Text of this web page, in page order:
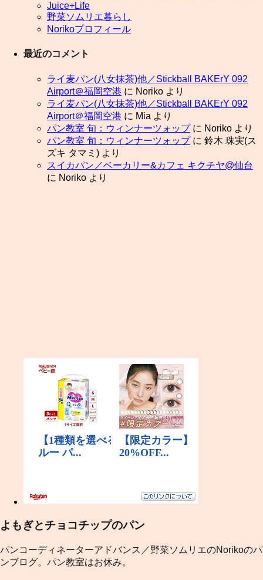
Juice+Life
野菜ソムリエ暮らし
Norikoプロフィール
最近のコメント
ライ麦パン(八女抹茶)他／Stickball BAKErY 092
Airport＠福岡空港 に Noriko より
ライ麦パン(八女抹茶)他／Stickball BAKErY 092
Airport＠福岡空港 に Mia より
パン教室 旬：ウィンナーツォップに Noriko より
パン教室 旬：ウィンナーツォップに 鈴木 珠実(ス
ズキ タマミ) より
スイカパン／ベーカリー&カフェ キクチヤ@仙台
に Noriko より
よもぎとチョコチップのパン
パンコーディネーターアドバンス／野菜ソムリエのNorikoのパ
ンブログ。パン教室はお休み。